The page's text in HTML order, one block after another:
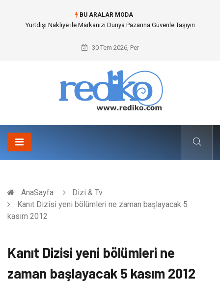
BU ARALAR MODA
Yurtdışı Nakliye ile Markanızı Dünya Pazarına Güvenle Taşıyın
30 Tem 2026, Per
AnaSayfa
Dizi & Tv
Kanıt Dizisi yeni bölümleri ne zaman başlayacak 5
kasım 2012
Kanıt Dizisi yeni bölümleri ne
zaman başlayacak 5 kasım 2012